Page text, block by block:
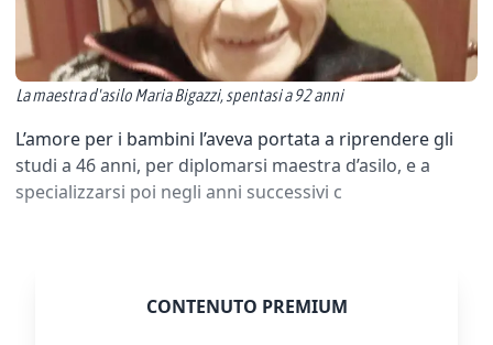
La maestra d'asilo Maria Bigazzi, spentasi a 92 anni
L’amore per i bambini l’aveva portata a riprendere gli
studi a 46 anni, per diplomarsi maestra d’asilo, e a
specializzarsi poi negli anni successivi c
CONTENUTO PREMIUM